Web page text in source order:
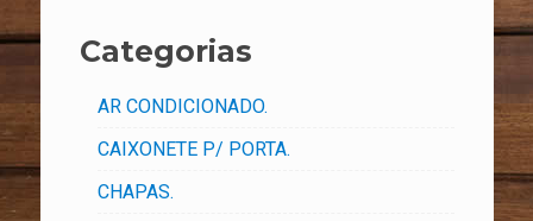
Categorias
AR CONDICIONADO.
CAIXONETE P/ PORTA.
CHAPAS.